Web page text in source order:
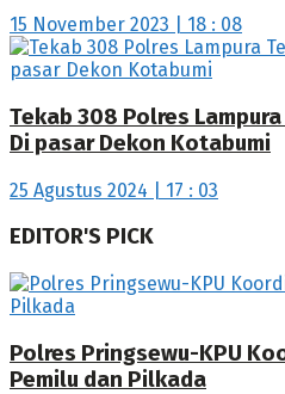
15 November 2023 | 18 : 08
Tekab 308 Polres
Di pasar Dekon Kotabumi
25 Agustus 2024 | 17 : 03
EDITOR'S PICK
Polres Pringsewu-KPU
Pemilu dan Pilkada